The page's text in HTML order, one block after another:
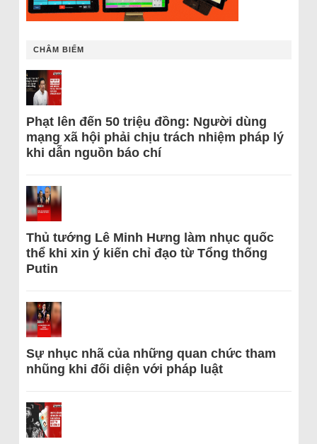
CHÂM BIẾM
Phạt lên đến 50 triệu đồng: Người dùng
mạng xã hội phải chịu trách nhiệm pháp lý
khi dẫn nguồn báo chí
Thủ tướng Lê Minh Hưng làm nhục quốc
thể khi xin ý kiến chỉ đạo từ Tổng thống
Putin
Sự nhục nhã của những quan chức tham
nhũng khi đối diện với pháp luật